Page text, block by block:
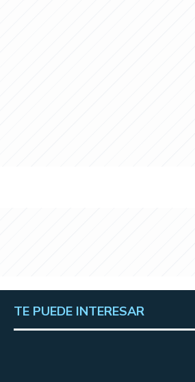
TE PUEDE INTERESAR